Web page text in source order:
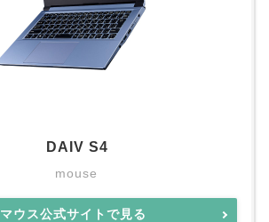
DAIV S4
mouse
マウス公式サイトで見る